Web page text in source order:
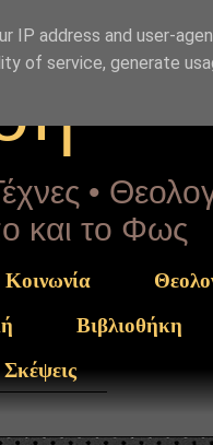
•
και το Φως
Κοινωνία
Βιβλιοθήκη
Σκέψεις
IP address and user-
of service, generate